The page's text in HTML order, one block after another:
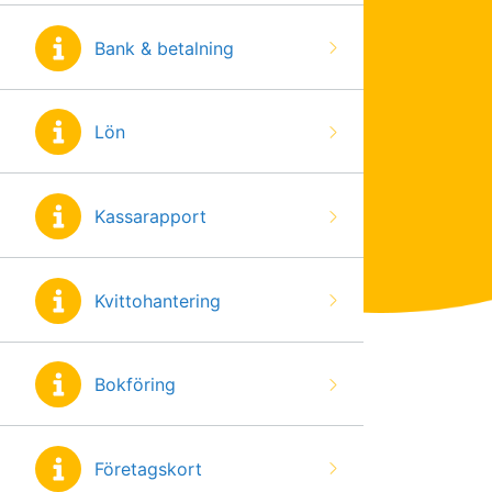
Bank & betalning
Lön
Kassarapport
Kvittohantering
Bokföring
Företagskort